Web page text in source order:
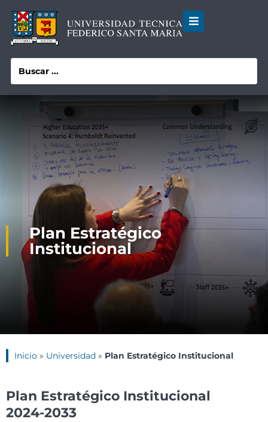
Plan Estratégico
Institucional
Inicio » Universidad » Plan Estratégico Institucional
Plan Estratégico Institucional
2024-2033